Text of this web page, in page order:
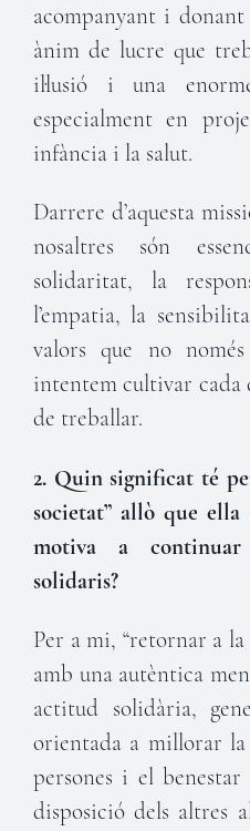
acompanyant i
ànim de lucre que
il·lusió i una
especialment en
infància i la salut.
Darrere d’aquesta
nosaltres són
solidaritat, la
l’empatia, la
valors que no
intentem cultivar cada
de treballar.
2. Quin significat té
societat” allò que ella
motiva a continuar
solidaris?
Per a mi, “retornar a
amb una autèntica
actitud solidària,
orientada a millorar
persones i el
disposició dels altres